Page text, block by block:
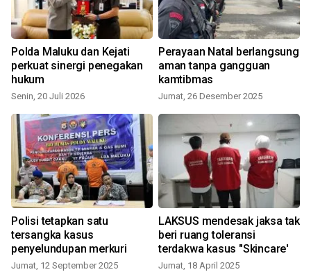
Polda Maluku dan Kejati
perkuat sinergi penegakan
hukum
Senin, 20 Juli 2026
Perayaan Natal berlangsung
aman tanpa gangguan
kamtibmas
Jumat, 26 Desember 2025
Polisi tetapkan satu
tersangka kasus
penyelundupan merkuri
Jumat, 12 September 2025
LAKSUS mendesak jaksa tak
beri ruang toleransi
terdakwa kasus "Skincare'
Jumat, 18 April 2025